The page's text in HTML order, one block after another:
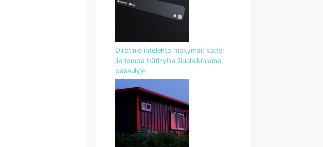
Dirbtinio intelekto mokymai: kodėl
jie tampa būtinybe šiuolaikiniame
pasaulyje